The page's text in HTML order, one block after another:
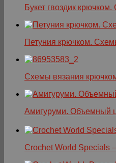
Букет гвоздик
Петуния крючком.
Схемы вязания
Амигуруми. Объемный
Crochet World Specials